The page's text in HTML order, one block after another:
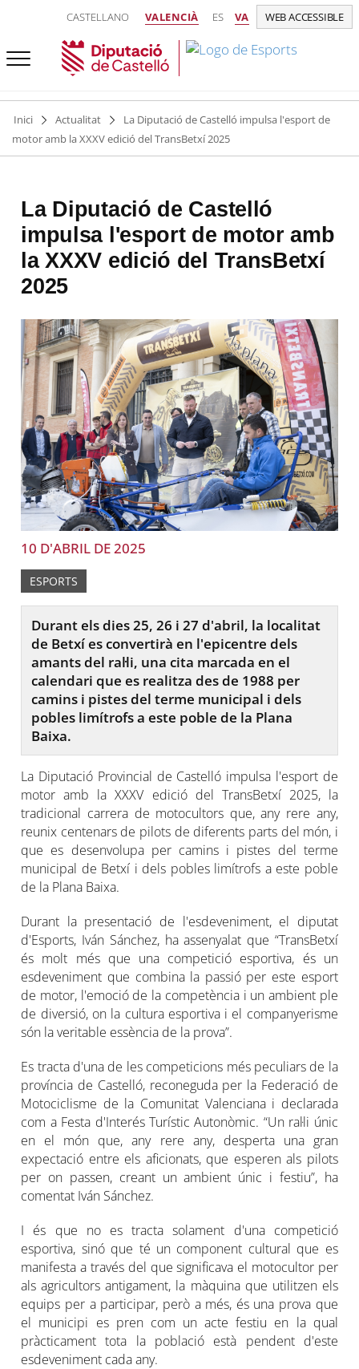
CASTELLANO VALENCIÀ ES VA WEB ACCESSIBLE
Inici Actualitat
La Diputació de Castelló impulsa l'esport de
motor amb la XXXV edició del TransBetxí 2025
La Diputació de Castelló
impulsa l'esport de motor amb
la XXXV edició del TransBetxí
2025
10 D'ABRIL DE 2025
ESPORTS
Durant els dies 25, 26 i 27 d'abril, la localitat
de Betxí es convertirà en l'epicentre dels
amants del ral·li, una cita marcada en el
calendari que es realitza des de 1988 per
camins i pistes del terme municipal i dels
pobles limítrofs a este poble de la Plana
Baixa.
La Diputació Provincial de Castelló impulsa l'esport de
motor amb la XXXV edició del TransBetxí 2025, la
tradicional carrera de motocultors que, any rere any,
reunix centenars de pilots de diferents parts del món, i
que es desenvolupa per camins i pistes del terme
municipal de Betxí i dels pobles limítrofs a este poble
de la Plana Baixa.
Durant la presentació de l'esdeveniment, el diputat
d'Esports, Iván Sánchez, ha assenyalat que “TransBetxí
és molt més que una competició esportiva, és un
esdeveniment que combina la passió per este esport
de motor, l'emoció de la competència i un ambient ple
de diversió, on la cultura esportiva i el companyerisme
són la veritable essència de la prova”.
Es tracta d'una de les competicions més peculiars de la
província de Castelló, reconeguda per la Federació de
Motociclisme de la Comunitat Valenciana i declarada
com a Festa d'Interés Turístic Autonòmic. “Un ral·li únic
en el món que, any rere any, desperta una gran
expectació entre els aficionats, que esperen als pilots
per on passen, creant un ambient únic i festiu”, ha
comentat Iván Sánchez.
I és que no es tracta solament d'una competició
esportiva, sinó que té un component cultural que es
manifesta a través del que significava el motocultor per
als agricultors antigament, la màquina que utilitzen els
equips per a participar, però a més, és una prova que
el municipi es pren com un acte festiu en la qual
pràcticament tota la població està pendent d'este
esdeveniment cada any.